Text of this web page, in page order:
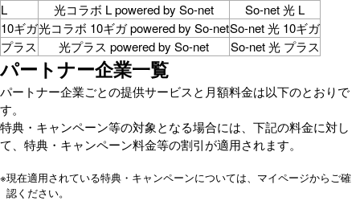
L
光コラボ L powered by So-net
So-net 光 L
10ギガ光コラボ 10ギガ powered by So-netSo-net 光 10ギガ
プラス
光プラス powered by So-net So-net 光 プラス
パートナー企業一覧
パートナー企業ごとの提供サービスと月額料金は以下のとおりで
す。
特典・キャンペーン等の対象となる場合には、下記の料金に対し
て、特典・キャンペーン料金等の割引が適用されます。
※現在適用されている特典・キャンペーンについては、マイページからご確
認ください。